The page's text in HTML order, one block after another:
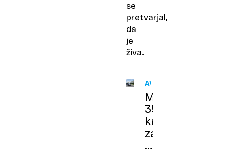
se
pretvarjal,
da
je
živa.
AVSTRIJA
Moški
35-
krat
zabodel
svojo